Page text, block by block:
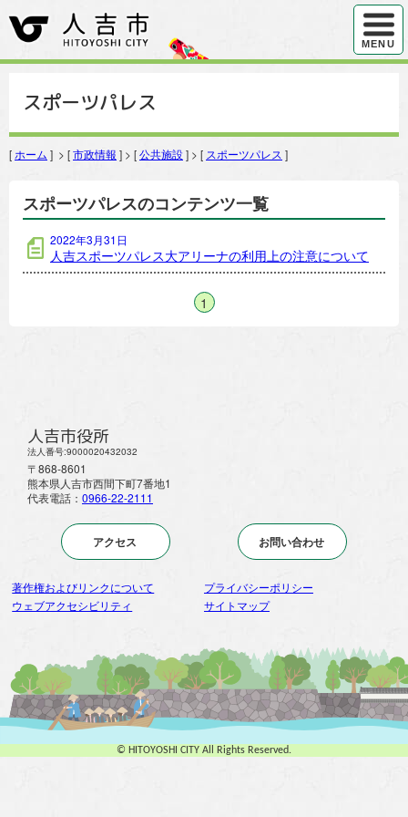
ハンバ
MENU
スポーツパレス
[ ホーム ] > [市政情報 ] > [公共施設] > [ スポーツパレス ]
スポーツパレスのコンテンツ一覧
2022年3月31日
人吉スポーツパレス大アリーナの利用上の注意について
1
人吉市役所
法人番号:9000020432032
〒868-8601
熊本県人吉市西間下町7番地1
代表電話： 0966-22-2111
アクセス お問い合わせ
著作権およびリンクについて
プライバシーポリシー
ウェブアクセシビリティ
サイトマップ
© HITOYOSHI CITY All Rights Reserved.